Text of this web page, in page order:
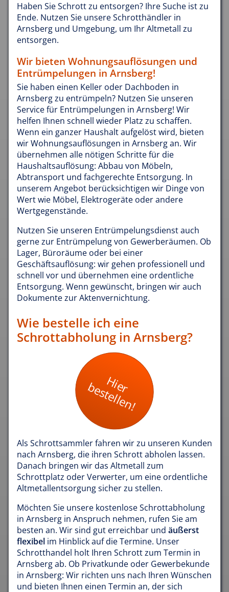
Haben Sie Schrott zu entsorgen? Ihre Suche ist zu
Ende. Nutzen Sie unsere Schrotthändler in
Arnsberg und Umgebung, um Ihr Altmetall zu
entsorgen.
Wir bieten Wohnungsauflösungen und
Entrümpelungen in Arnsberg!
Sie haben einen Keller oder Dachboden in
Arnsberg zu entrümpeln? Nutzen Sie unseren
Service für Entrümpelungen in Arnsberg! Wir
helfen Ihnen schnell wieder Platz zu schaffen.
Wenn ein ganzer Haushalt aufgelöst wird, bieten
wir Wohnungsauflösungen in Arnsberg an. Wir
übernehmen alle nötigen Schritte für die
Haushaltsauflösung: Abbau von Möbeln,
Abtransport und fachgerechte Entsorgung. In
unserem Angebot berücksichtigen wir Dinge von
Wert wie Möbel, Elektrogeräte oder andere
Wertgegenstände.
Nutzen Sie unseren Entrümpelungsdienst auch
gerne zur Entrümpelung von Gewerberäumen. Ob
Lager, Büroräume oder bei einer
Geschäftsauflösung: wir gehen professionell und
schnell vor und übernehmen eine ordentliche
Entsorgung. Wenn gewünscht, bringen wir auch
Dokumente zur Aktenvernichtung.
Wie bestelle ich eine
Schrottabholung in Arnsberg?
Hier
bestellen!
Als Schrottsammler fahren wir zu unseren Kunden
nach Arnsberg, die ihren Schrott abholen lassen.
Danach bringen wir das Altmetall zum
Schrottplatz oder Verwerter, um eine ordentliche
Altmetallentsorgung sicher zu stellen.
Möchten Sie unsere kostenlose Schrottabholung
in Arnsberg in Anspruch nehmen, rufen Sie am
besten an. Wir sind gut erreichbar und äußerst
flexibel im Hinblick auf die Termine. Unser
Schrotthandel holt Ihren Schrott zum Termin in
Arnsberg ab. Ob Privatkunde oder Gewerbekunde
in Arnsberg: Wir richten uns nach Ihren Wünschen
und bieten Ihnen einen Termin an, der sich